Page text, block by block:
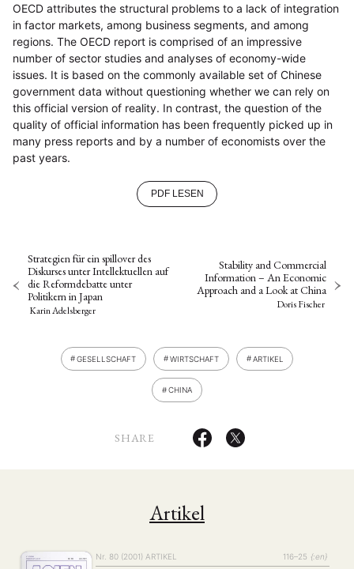
OECD attributes the structural problems to a lack of integration
in factor markets, among business segments, and among
regions. The OECD report is comprised of an impressive
number of sector studies and analyses of economy-wide
issues. It is based on the commonly available set of Chinese
government data without questioning whether we can rely on
this official version of reality. In contrast, the question of the
quality of official information has been frequently picked up in
many press reports and by a number of economists over the
past years.
PDF LESEN
Strategien für ein spillover des
Diskurses unter Intellektuellen auf
die Reformdebatte unter
Politikern in Japan
Karin Adelsberger
Stability and Commercial
Information – An Economic
Approach and a Look at China
Doris Fischer
GESELLSCHAFT WIRTSCHAFT ARTIKEL
CHINA
SHARE
Artikel
Nr. 80 (2001) ARTIKEL 116–25 {:en}